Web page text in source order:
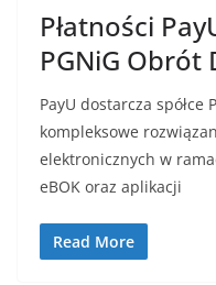
Płatności
PGNiG Obrót
PayU dostarcza spółce
kompleksowe
elektronicznych w
eBOK oraz aplikacji
Read More